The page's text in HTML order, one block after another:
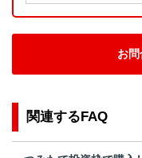
お
関連するFAQ